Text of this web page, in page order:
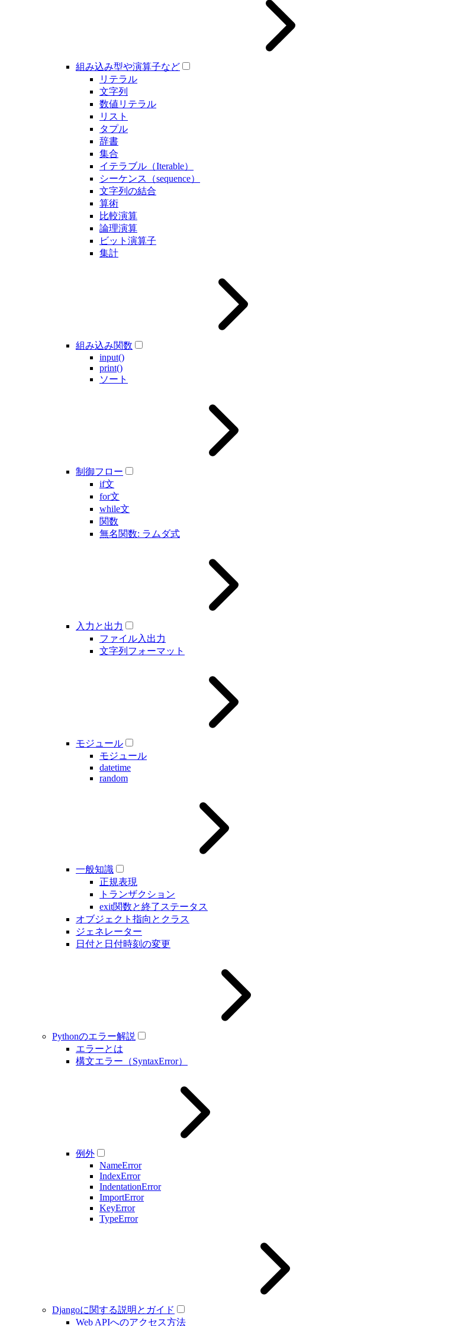
組み込み型や演算子など
リテラル
文字列
数値リテラル
リスト
タプル
辞書
集合
イテラブル（Iterable）
シーケンス（sequence）
文字列の結合
算術
比較演算
論理演算
ビット演算子
集計
組み込み関数
input()
print()
ソート
制御フロー
if文
for文
while文
関数
無名関数: ラムダ式
入力と出力
ファイル入出力
文字列フォーマット
モジュール
モジュール
datetime
random
一般知識
正規表現
トランザクション
exit関数と終了ステータス
オブジェクト指向とクラス
ジェネレーター
日付と日付時刻の変更
Pythonのエラー解説
エラーとは
構文エラー（SyntaxError）
例外
NameError
IndexError
IndentationError
ImportError
KeyError
TypeError
Djangoに関する説明とガイド
Web APIへのアクセス方法